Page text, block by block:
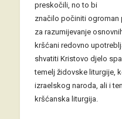
preskočili, no to bi
značilo počiniti ogroman
za razumijevanje
kršćani redovno
shvatiti Kristovo djelo
temelj židovske liturgije,
izraelskog naroda, ali i
kršćanska liturgija.